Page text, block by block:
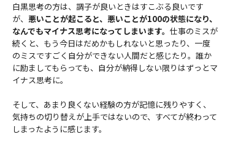
白黒思考の方は、調子が良いときはすこぶる良いです
が、 悪いことが起こると、悪いことが100の状態になり、
なんでもマイナス思考になってしまいます。 仕事のミスが
続くと、もう今日はだめかもしれないと思ったり、一度
のミスですごく自分ができない人間だと感じたり。誰か
に励ましてもらっても、自分が納得しない限りはずっとマ
イナス思考に。
そして、あまり良くない経験の方が記憶に残りやすく、
気持ちの切り替えが上手ではないので、すべてが終わって
しまったように感じます。